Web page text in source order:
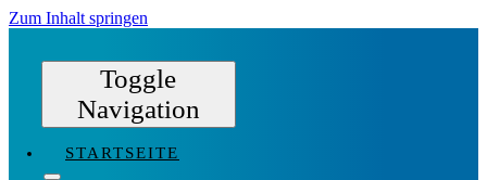
Zum Inhalt springen
Toggle
Navigation
STARTSEITE